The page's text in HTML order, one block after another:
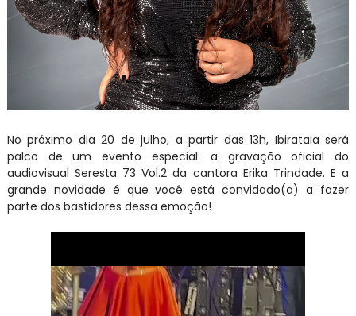
No próximo dia 20 de julho, a partir das 13h, Ibirataia será
palco de um evento especial: a gravação oficial do
audiovisual Seresta 73 Vol.2 da cantora Erika Trindade. E a
grande novidade é que você está convidado(a) a fazer
parte dos bastidores dessa emoção!